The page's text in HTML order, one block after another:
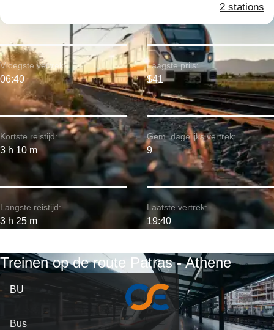
2 stations
Kortste reistijd:
3 h 10 m
Vroegste vertrek:
06:40
Langste reistijd:
3 h 25 m
Laagste prijs:
$41
Gem. dagelijks vertrek:
9
Laatste vertrek:
19:40
Treinen op de route Patras - Athene
BU
Bus